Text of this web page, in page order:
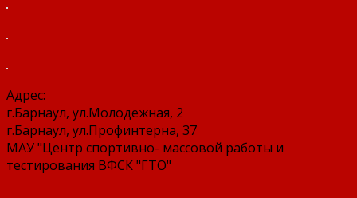
Адрес:
г.Барнаул, ул.Молодежная, 2
г.Барнаул, ул.Профинтерна, 37
МАУ "Центр спортивно- массовой работы и
тестирования ВФСК "ГТО"